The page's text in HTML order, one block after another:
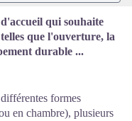
qui souhaite
que l'ouverture, la
durable ...
formes
en chambre), plusieurs